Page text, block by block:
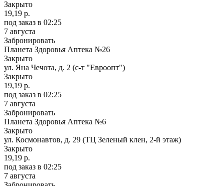
Закрыто
19,19 р.
под заказ в 02:25
7 августа
Забронировать
Планета Здоровья Аптека №26
Закрыто
ул. Яна Чечота, д. 2 (с-т "Евроопт")
Закрыто
19,19 р.
под заказ в 02:25
7 августа
Забронировать
Планета Здоровья Аптека №6
Закрыто
ул. Космонавтов, д. 29 (ТЦ Зеленый клен, 2-й этаж)
Закрыто
19,19 р.
под заказ в 02:25
7 августа